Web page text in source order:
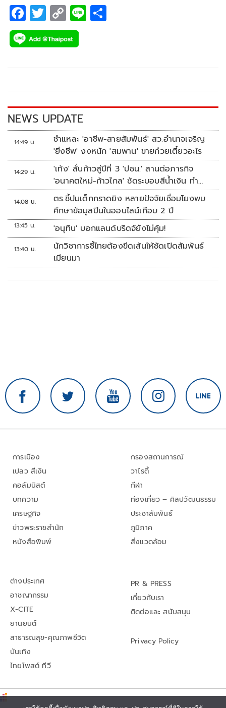
F
ac
e
k
T
wi
tt
C
o
p
k
Li
NEWS UPDATE
14:49 น.
ชำแหละ 'อาชีพ-สายสัมพันธ์' สว.อำนาจเจริญ
'ยิ่งชีพ' งงหนัก 'สมพาน' ขายก๋วยเตี๋ยวอะไร
14:29 น.
'เท้ง' ลั่นก้าวสู่ปีที่ 3 'ปชน.' สานต่อภารกิจ
'อนาคตใหม่-ก้าวไกล' ซัดระบอบสีน้ำเงิน ทำ
หลักนิติรัฐ-นิติธรรมสั่นคลอน
14:08 น.
ตร.ชี้ปมเด็กกราดยิง หลายปัจจัยเชื่อมโยงพบ
ศึกษาข้อมูลปืนในออนไลน์เกือบ 2 ปี
13:45 น. 'อนุทิน' บอกแลนด์บริดจ์ยังไม่คุ้ม!
13:40 น.
นักวิชาการชี้ไทยต้องขีดเส้นให้ชัดเปิดสัมพันธ์
เมียนมา
การเมือง
เปลว สีเงิน
คอลัมนิสต์
บทความ
เศรษฐกิจ
ข่าวพระราชสำนัก
หนังสือพิมพ์
กรองสถานการณ์
วาไรตี้
กีฬา
ท่องเที่ยว – ศิลปวัฒนธรรม
ประชาสัมพันธ์
ภูมิภาค
สิ่งแวดล้อม
ต่างประเทศ
อาชญากรรม
X-CITE
ยานยนต์
สาธารณสุข-คุณภาพชีวิต
บันเทิง
ไทยโพสต์ ทีวี
PR & PRESS
เกี่ยวกับเรา
ติดต่อและ สนับสนุน
Privacy Policy